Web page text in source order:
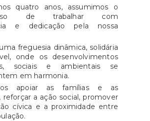
quatro anos, assumimos o
de trabalhar com
e dedicação pela nossa
freguesia dinâmica, solidária
onde os desenvolvimentos
sociais e ambientais se
em harmonia.
nos apoiar as famílias e as
reforçar a ação social, promover
cívica e a proximidade entre